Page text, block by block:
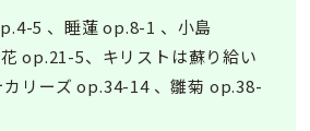
5 、睡蓮 op.8-1 、小島
op.21-5、キリストは蘇り給い
リーズ op.34-14 、雛菊 op.38-